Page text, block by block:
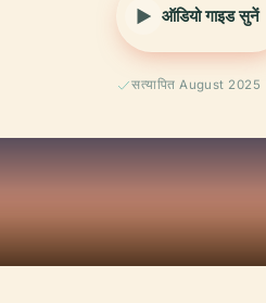
ऑडियो गाइड सुनें
सत्यापित August 2025